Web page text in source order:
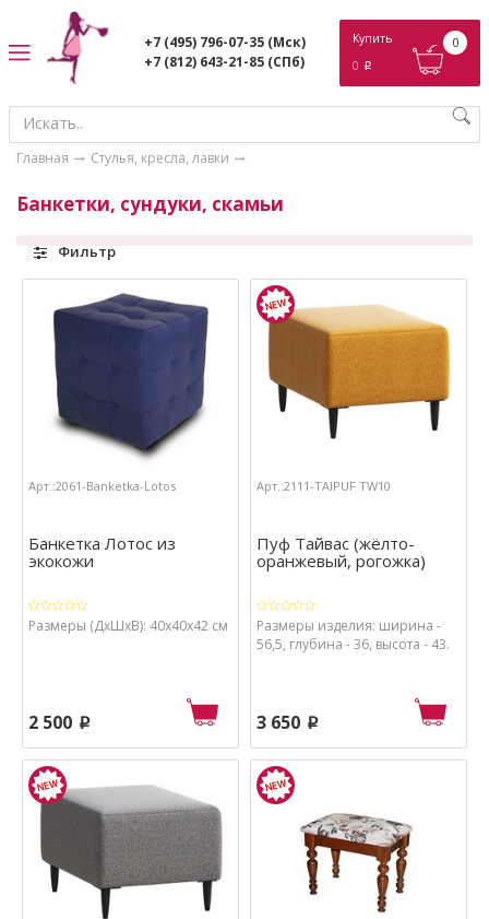
+7 (495) 796-07-35 (Мск)
+7 (812) 643-21-85 (СПб)
Купить
0 p
0
Главная Стулья, кресла, лавки
Банкетки, сундуки, скамьи
Фильтр
Арт.:2061-Banketka-Lotos
Банкетка Лотос из
экокожи
Размеры (ДхШхВ): 40х40х42 см
2 500 p
Арт.:2111-TAIPUF TW10
Пуф Тайвас (жёлто-
оранжевый, рогожка)
Размеры изделия: ширина -
56,5, глубина - 36, высота - 43.
3 650 p